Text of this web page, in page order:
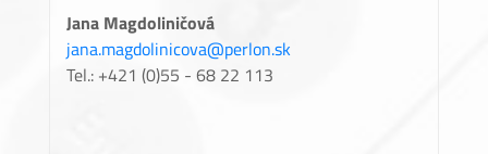
Jana Magdoliničová
jana.magdolinicova@perlon.sk
Tel.: +421 (0)55 - 68 22 113